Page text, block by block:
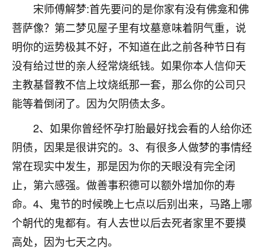
宋师傅解梦:首先要问的是你家有没有佛龛和佛
菩萨像？第二梦见屋子里有坟墓意味着阴气重，说
明你的运势极其不好，不知道在此之前各种节日有
没有给过世的亲人经常烧纸钱。如果你本人信仰天
主教基督教不信上坟烧纸那一套，那么你的公司只
能等着倒闭了。因为欠阴债太多。
2、如果你曾经怀孕打胎最好找会看的人给你还
阴债，因果是很讲究的。3、有很多人做梦的事情经
常在现实中发生，那是因为你的天眼没有完全闭
止，第六感强。做善事积德可以额外增加你的寿
命。4、鬼节的时候晚上七点以后别出来，马路上哪
个朝代的鬼都有。有人去世以后去死者家里不要摸
高处，因为七天之内。
金白水清
我也想找老师看看，有没有人给个联系方式的啊？
鹿森：慧来老师微信：gjsy0624
1天前 来自江西 12
青春168
我也想要，我也想要！
2天前 来自山西 15
Jessica李
老师做不做超度法事？我想给我奶奶做超度，她今年
刚去世了。
七零老顽童 ：我母亲前年离世，刚开始我经常
做梦梦见她，后来也是朋友介绍，找到慧来老